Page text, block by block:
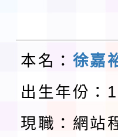
告(不
檢送
賽實施
本市「
程安排
「桃園
展演活
教育部
本名： 徐嘉
出生年份：
現職：網站